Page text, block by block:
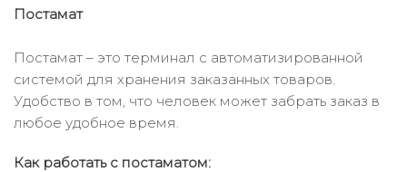
Постамат
Постамат – это терминал с автоматизированной
системой для хранения заказанных товаров.
Удобство в том, что человек может забрать заказ в
любое удобное время.
Как работать с постаматом: